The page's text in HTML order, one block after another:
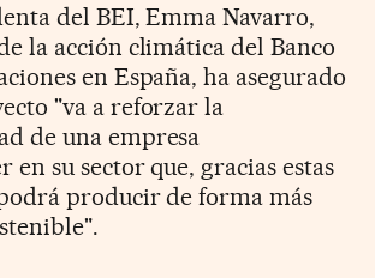
del BEI, Emma Navarro,
la acción climática del Banco
en España, ha asegurado
"va a reforzar la
de una empresa
en su sector que, gracias estas
producir deforma más